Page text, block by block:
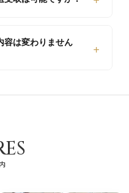
。もちろん店頭でのお
容は変わりません
+
られますので、ご安心